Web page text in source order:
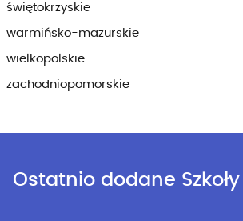
świętokrzyskie
warmińsko-mazurskie
wielkopolskie
zachodniopomorskie
Ostatnio dodane Szkoły